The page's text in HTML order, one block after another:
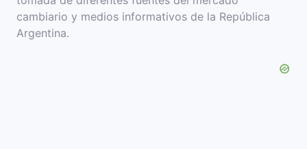
cambiario y medios informativos de la República
Argentina.